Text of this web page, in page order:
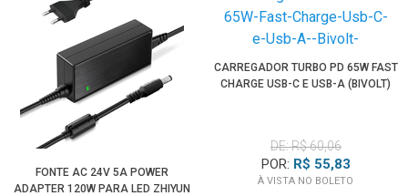
FONTE AC 24V 5A POWER
ADAPTER 120W PARA LED ZHIYUN
CARREGADOR TURBO PD 65W FAST
CHARGE USB-C E USB-A (BIVOLT)
DE: R$ 60,06
POR: R$ 55,83
À VISTA NO BOLETO